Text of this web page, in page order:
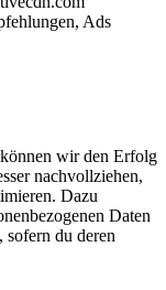
Ads
wir den Erfolg
nachvollziehen,
Dazu
Daten
sofern du deren